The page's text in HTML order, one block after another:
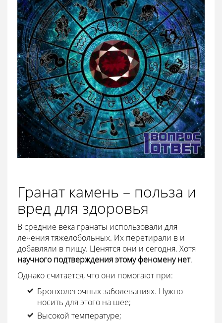
Гранат камень – польза и
вред для здоровья
В средние века гранаты использовали для
лечения тяжелобольных. Их перетирали в и
добавляли в пищу. Ценятся они и сегодня. Хотя
научного подтверждения этому феномену нет.
Однако считается, что они помогают при:
Бронхолегочных заболеваниях. Нужно
носить для этого на шее;
Высокой температуре;